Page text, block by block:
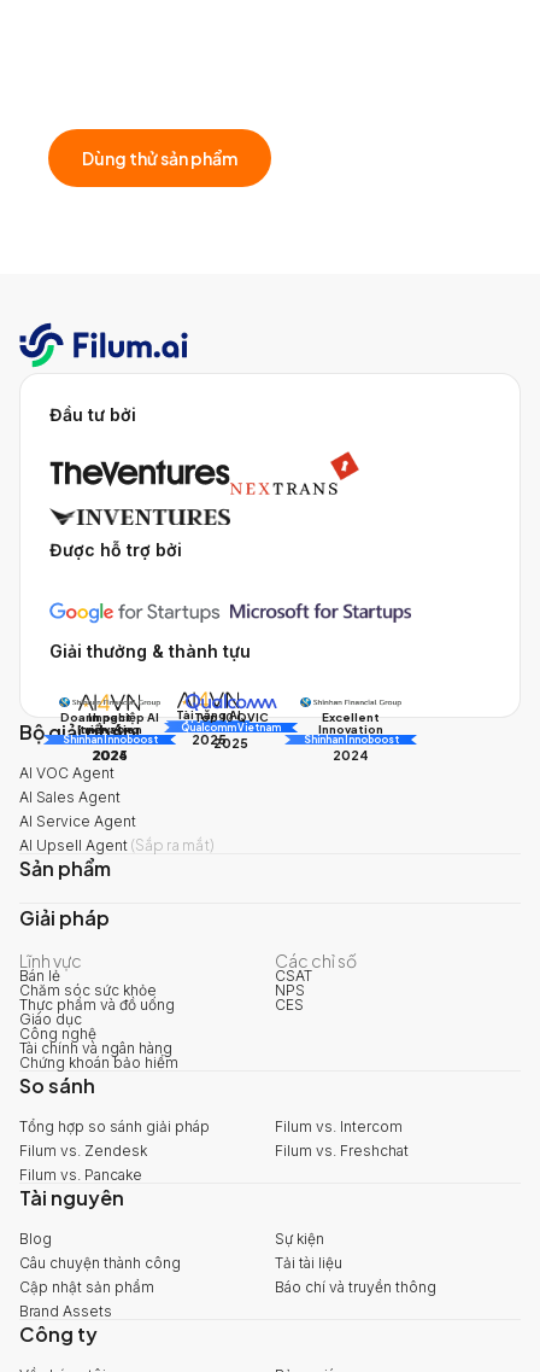
Dùng thử sản phẩm
Đầu tư bởi
Được hỗ trợ bởi
Giải thưởng & thành tựu
Doanh nghiệp AI
triển vọng
AI Awards
2025
Tài năng AI
AI Awards
2025
Excellent
Innovation
Shinhan Innoboost
2024
Impact
Innovation
Shinhan Innoboost
2024
Top 10 QVIC
Qualcomm Vietnam
2025
Bộ giải pháp
AI VOC Agent
AI Sales Agent
AI Service Agent
AI Upsell Agent (Sắp ra mắt)
Sản phẩm
Giải pháp
Lĩnh vực
Bán lẻ
Chăm sóc sức khỏe
Thực phẩm và đồ uống
Giáo dục
Công nghệ
Tài chính và ngân hàng
Chứng khoán bảo hiểm
Các chỉ số
CSAT
NPS
CES
So sánh
Tổng hợp so sánh giải pháp
Filum vs. Intercom
Filum vs. Zendesk
Filum vs. Freshchat
Filum vs. Pancake
Tài nguyên
Blog
Sự kiện
Câu chuyện thành công
Tải tài liệu
Cập nhật sản phẩm
Báo chí và truyền thông
Brand Assets
Công ty